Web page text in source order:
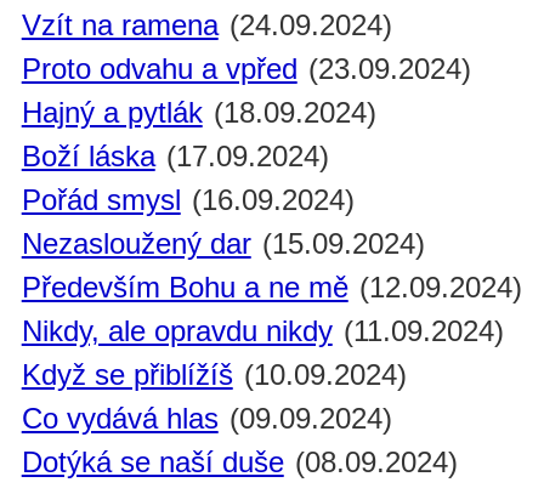
Vzít na ramena (24.09.2024)
Proto odvahu a vpřed (23.09.2024)
Hajný a pytlák (18.09.2024)
Boží láska (17.09.2024)
Pořád smysl (16.09.2024)
Nezasloužený dar (15.09.2024)
Především Bohu a ne mě (12.09.2024)
Nikdy, ale opravdu nikdy (11.09.2024)
Když se přiblížíš (10.09.2024)
Co vydává hlas (09.09.2024)
Dotýká se naší duše (08.09.2024)